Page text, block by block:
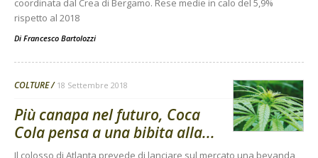
rispetto al 2018
Di Francesco Bartolozzi
COLTURE 18 Settembre 2018
Più canapa nel futuro, Coca
Cola pensa a una bibita alla...
Il colosso di Atlanta prevede di lanciare sul mercato una bevanda